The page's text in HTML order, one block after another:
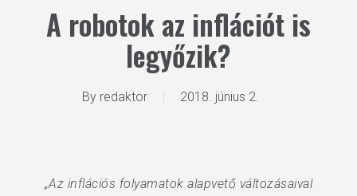
A robotok az inflációt is
legyőzik?
By redaktor 2018. június 2.
„Az inflációs folyamatok alapvető változásaival